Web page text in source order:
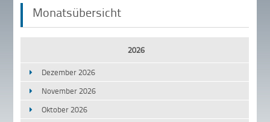
Monatsübersicht
2026
Dezember 2026
November 2026
Oktober 2026